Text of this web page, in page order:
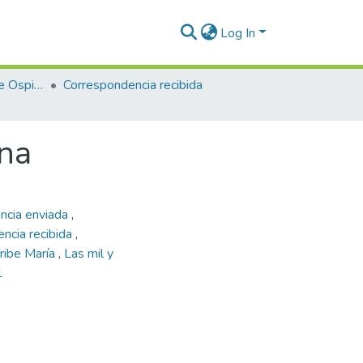
Log In
Enriqueta Vásquez de Ospina
Correspondencia recibida
enviada ,
recibida ,
María , Las mil y